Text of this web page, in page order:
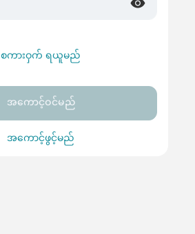
စကားဝှက် ရယူမည်
အကောင့်ဝင်မည်
အကောင့်ဖွင့်မည်